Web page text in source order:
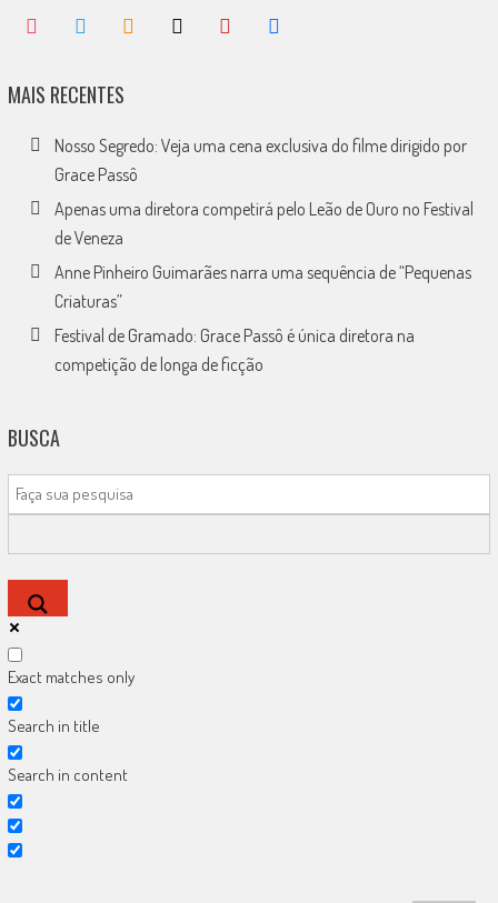
MAIS RECENTES
Nosso Segredo: Veja uma cena exclusiva do filme dirigido por
Grace Passô
Apenas uma diretora competirá pelo Leão de Ouro no Festival
de Veneza
Anne Pinheiro Guimarães narra uma sequência de “Pequenas
Criaturas”
Festival de Gramado: Grace Passô é única diretora na
competição de longa de ficção
BUSCA
Exact matches only
Search in title
Search in content